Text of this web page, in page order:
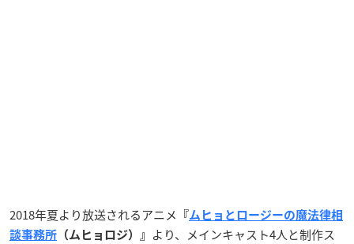
2018年夏より放送されるアニメ 『 ムヒョとロージーの魔法律相
談事務所 （ムヒョロジ）』
より、メインキャスト4人と制作ス